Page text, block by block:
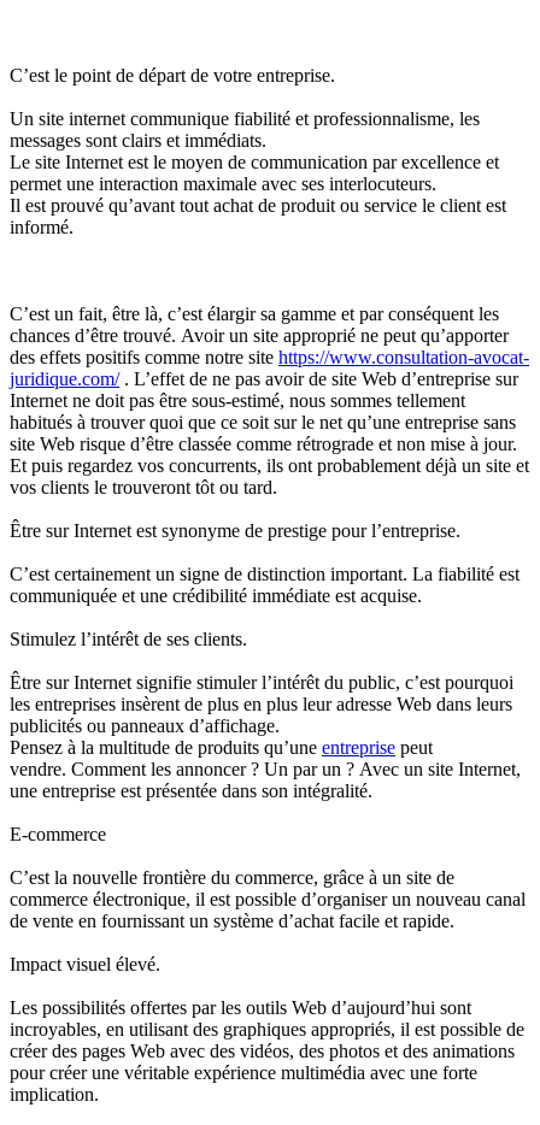
C’est le point de départ de votre entreprise.
Un site internet communique fiabilité et professionnalisme, les
messages sont clairs et immédiats.
Le site Internet est le moyen de communication par excellence et
permet une interaction maximale avec ses interlocuteurs.
Il est prouvé qu’avant tout achat de produit ou service le client est
informé.
C’est un fait, être là, c’est élargir sa gamme et par conséquent les
chances d’être trouvé. Avoir un site approprié ne peut qu’apporter
des effets positifs comme notre site https://www.consultation-avocat-
juridique.com/. L’effet de ne pas avoir de site Web d’entreprise sur
Internet ne doit pas être sous-estimé, nous sommes tellement
habitués à trouver quoi que ce soit sur le net qu’une entreprise sans
site Web risque d’être classée comme rétrograde et non mise à jour.
Et puis regardez vos concurrents, ils ont probablement déjà un site et
vos clients le trouveront tôt ou tard.
Être sur Internet est synonyme de prestige pour l’entreprise.
C’est certainement un signe de distinction important. La fiabilité est
communiquée et une crédibilité immédiate est acquise.
Stimulez l’intérêt de ses clients.
Être sur Internet signifie stimuler l’intérêt du public, c’est pourquoi
les entreprises insèrent de plus en plus leur adresse Web dans leurs
publicités ou panneaux d’affichage.
Pensez à la multitude de produits qu’une entreprise peut
vendre. Comment les annoncer ? Un par un ? Avec un site Internet,
une entreprise est présentée dans son intégralité.
E-commerce
C’est la nouvelle frontière du commerce, grâce à un site de
commerce électronique, il est possible d’organiser un nouveau canal
de vente en fournissant un système d’achat facile et rapide.
Impact visuel élevé.
Les possibilités offertes par les outils Web d’aujourd’hui sont
incroyables, en utilisant des graphiques appropriés, il est possible de
créer des pages Web avec des vidéos, des photos et des animations
pour créer une véritable expérience multimédia avec une forte
implication.